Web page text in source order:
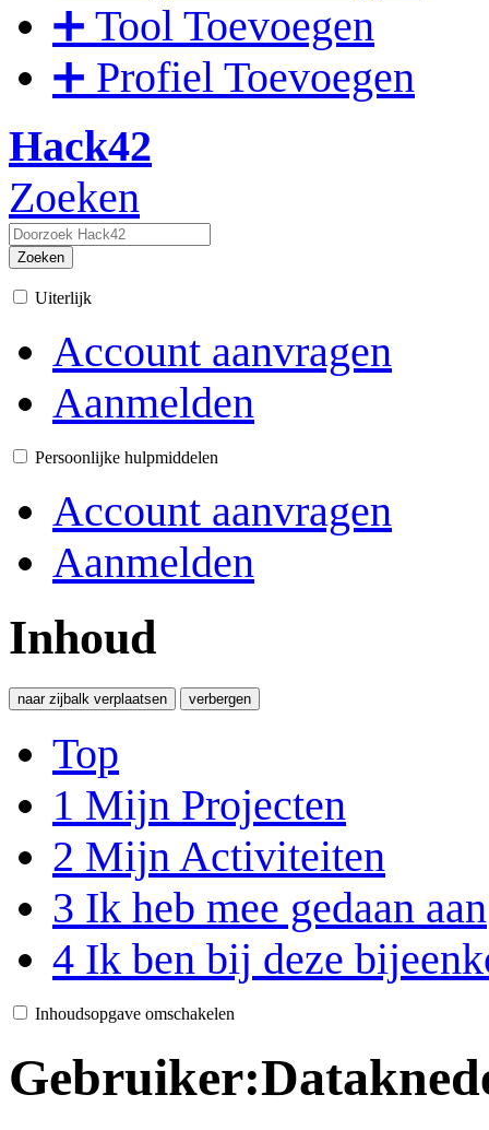
➕ Tool Toevoegen
➕ Profiel Toevoegen
Hack42
Zoeken
Zoeken
Uiterlijk
Account aanvragen
Aanmelden
Persoonlijke hulpmiddelen
Account aanvragen
Aanmelden
Inhoud
naar zijbalk verplaatsen verbergen
Top
1 Mijn Projecten
2 Mijn Activiteiten
3 Ik heb mee gedaan aan
4 Ik ben bij deze
Inhoudsopgave omschakelen
Gebruiker: